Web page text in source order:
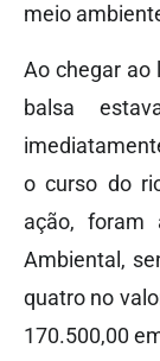
meio
Ao chegar ao
balsa
o curso do
ação, foram
Ambiental,
quatro no
170.500,00